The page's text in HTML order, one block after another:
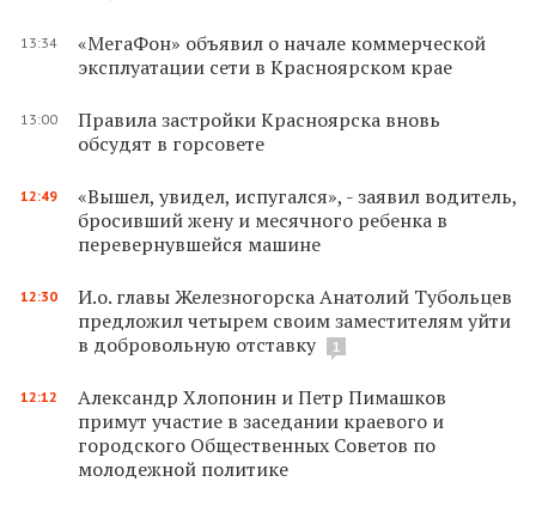
13:34
«МегаФон» объявил о начале коммерческой
эксплуатации сети в Красноярском крае
13:00
Правила застройки Красноярска вновь
обсудят в горсовете
12:49
«Вышел, увидел, испугался», - заявил водитель,
бросивший жену и месячного ребенка в
перевернувшейся машине
12:30
И.о. главы Железногорска Анатолий Тубольцев
предложил четырем своим заместителям уйти
в добровольную отставку
1
12:12
Александр Хлопонин и Петр Пимашков
примут участие в заседании краевого и
городского Общественных Советов по
молодежной политике